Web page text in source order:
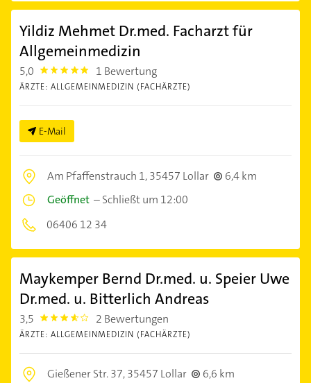
Yildiz Mehmet Dr.med. Facharzt für
Allgemeinmedizin
5,0 5.0 1 Bewertung
ÄRZTE: ALLGEMEINMEDIZIN (FACHÄRZTE)
E-Mail
Am Pfaffenstrauch 1,35457 Lollar
6,4 km
Geöffnet –Schließt um 12:00
06406 12 34
Maykemper Bernd Dr.med. u. Speier Uwe
Dr.med. u. Bitterlich Andreas
3,5 3.5 2 Bewertungen
ÄRZTE: ALLGEMEINMEDIZIN (FACHÄRZTE)
Gießener Str. 37,35457 Lollar 6,6 km